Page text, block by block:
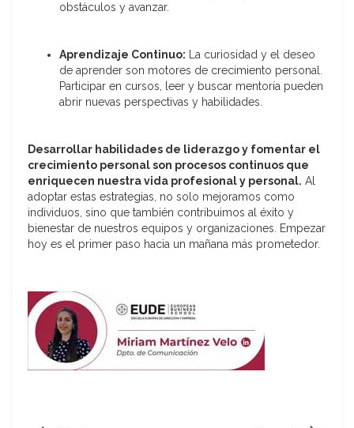
obstáculos y avanzar.
Aprendizaje Continuo: La curiosidad y el deseo
de aprender son motores de crecimiento personal.
Participar en cursos, leer y buscar mentoría pueden
abrir nuevas perspectivas y habilidades.
Desarrollar habilidades de liderazgo y fomentar el
crecimiento personal son procesos continuos que
enriquecen nuestra vida profesional y personal. Al
adoptar estas estrategias, no solo mejoramos como
individuos, sino que también contribuimos al éxito y
bienestar de nuestros equipos y organizaciones. Empezar
hoy es el primer paso hacia un mañana más prometedor.